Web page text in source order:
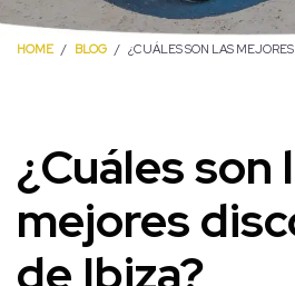
HOME BLOG ¿CUÁLES SON LAS
¿Cuáles son
mejores